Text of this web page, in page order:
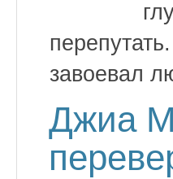
завоевал
Джиа